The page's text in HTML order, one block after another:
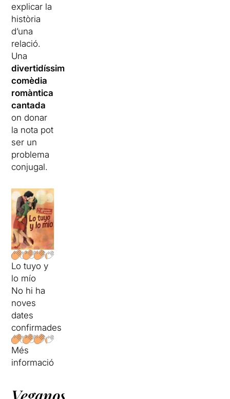
explicar la
història
d’una
relació.
Una
divertidíssima
comèdia
romàntica
cantada
on donar
la nota pot
ser un
problema
conjugal.
Lo tuyo y
lo mío
No hi ha
noves
dates
confirmades
Més
informació